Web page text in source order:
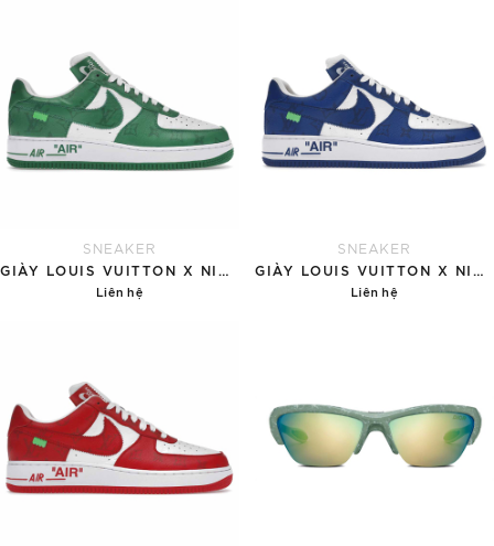
SNEAKER
Liên hệ
SNEAKER
Liên hệ